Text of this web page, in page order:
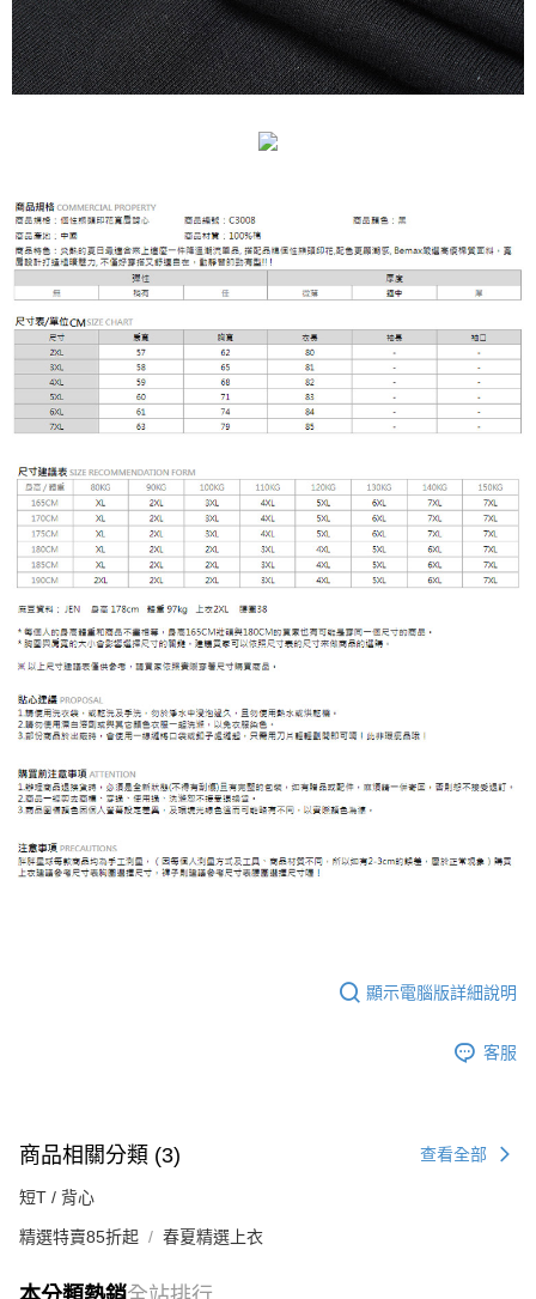
顯示電腦版詳細說明
客服
商品相關分類 (3) 查看全部
短T / 背心
精選特賣85折起 春夏精選上衣